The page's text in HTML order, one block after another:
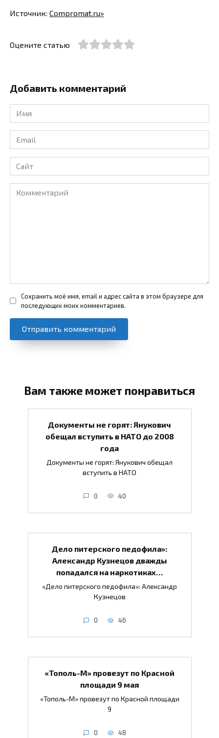
Источник: Compromat.ru»
Оцените статью
Добавить комментарий
Имя
*
Email
*
Сайт
Комментарий
Сохранить моё имя, email и адрес сайта в этом браузере для
последующих моих комментариев.
Вам также может понравиться
Документы не горят: Янукович
обещал вступить в НАТО до 2008
года
Документы не горят: Янукович обещал
вступить в НАТО
0 40
Дело питерского педофила»:
Александр Кузнецов дважды
попадался на наркотиках…
«Дело питерского педофила»: Александр
Кузнецов
0 46
«Тополь-М» провезут по Красной
площади 9 мая
«Тополь-М» провезут по Красной площади
9
0 48